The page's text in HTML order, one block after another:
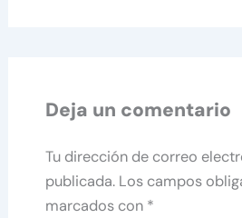
Deja un comentario
Tu dirección de correo
publicada. Los campos
marcados con *